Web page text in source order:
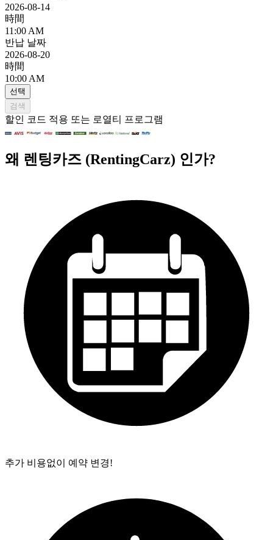
2026-08-14
時間
11:00 AM
반납 날짜
2026-08-20
時間
10:00 AM
선택
검색
할인 코드 적용 또는 로열티 프로그램
왜 렌팅카즈 (RentingCarz) 인가?
추가 비용없이 예약 변경!